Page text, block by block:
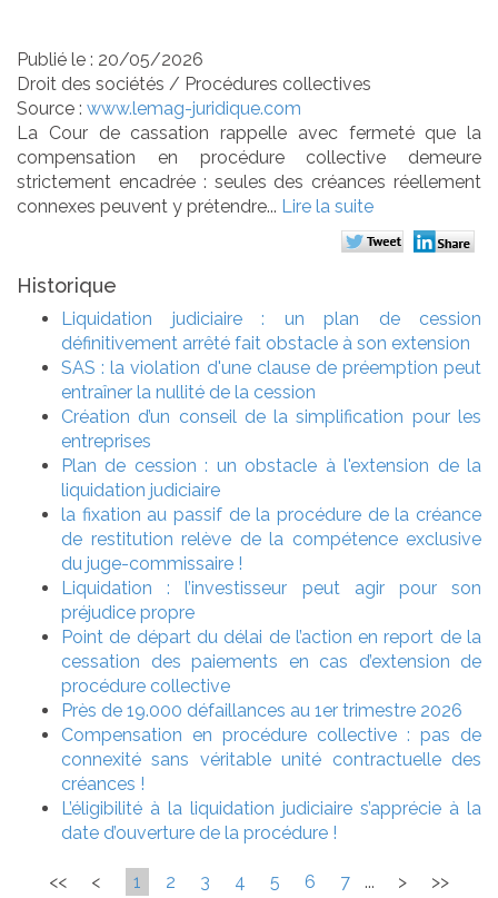
Publié le : 20/05/2026
Droit des sociétés / Procédures collectives
Source : www.lemag-juridique.com
La Cour de cassation rappelle avec fermeté que la
compensation en procédure collective demeure
strictement encadrée : seules des créances réellement
connexes peuvent y prétendre... Lire la suite
Historique
Liquidation judiciaire : un plan de cession
définitivement arrêté fait obstacle à son extension
SAS : la violation d'une clause de préemption peut
entraîner la nullité de la cession
Création d’un conseil de la simplification pour les
entreprises
Plan de cession : un obstacle à l'extension de la
liquidation judiciaire
la fixation au passif de la procédure de la créance
de restitution relève de la compétence exclusive
du juge-commissaire !
Liquidation : l’investisseur peut agir pour son
préjudice propre
Point de départ du délai de l’action en report de la
cessation des paiements en cas d’extension de
procédure collective
Près de 19.000 défaillances au 1er trimestre 2026
Compensation en procédure collective : pas de
connexité sans véritable unité contractuelle des
créances !
L’éligibilité à la liquidation judiciaire s’apprécie à la
date d’ouverture de la procédure !
<< < 1 2 3 4 5 6 7 ... > >>